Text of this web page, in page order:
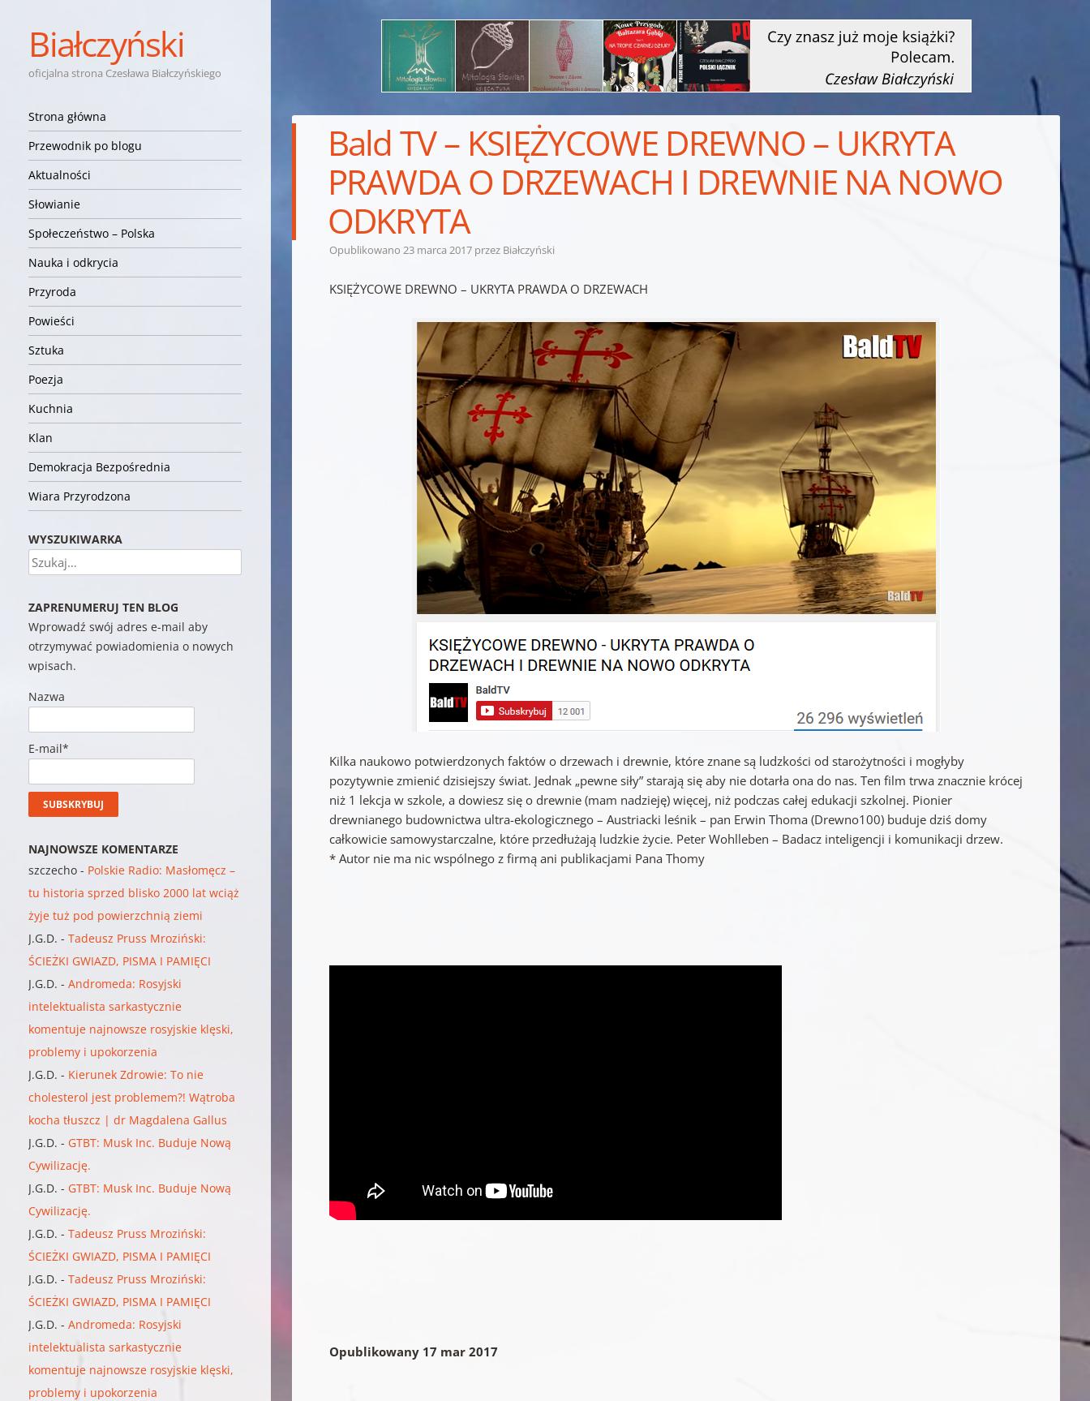
Białczyński
oficjalna strona Czesława Białczyńskiego
Nawigacja
Przejdź do treści
Strona główna
Przewodnik po blogu
Aktualności
Słowianie
Społeczeństwo – Polska
Nauka i odkrycia
Przyroda
Powieści
Sztuka
Poezja
Kuchnia
Klan
Demokracja Bezpośrednia
Wiara Przyrodzona
Bald TV – KSIĘŻYCOWE DREWNO – UKRYTA
PRAWDA O DRZEWACH I DREWNIE NA NOWO
ODKRYTA
Opublikowano23 marca 2017 przez Białczyński
KSIĘŻYCOWE DREWNO – UKRYTA PRAWDA O DRZEWACH
Kilka naukowo potwierdzonych faktów o drzewach i drewnie, które znane są ludzkości od starożytności i mogłyby
pozytywnie zmienić dzisiejszy świat. Jednak „pewne siły” starają się aby nie dotarła ona do nas. Ten film trwa znacznie krócej
niż 1 lekcja w szkole, a dowiesz się o drewnie (mam nadzieję) więcej, niż podczas całej edukacji szkolnej. Pionier
drewnianego budownictwa ultra-ekologicznego – Austriacki leśnik – pan Erwin Thoma (Drewno100) buduje dziś domy
całkowicie samowystarczalne, które przedłużają ludzkie życie. Peter Wohlleben – Badacz inteligencji i komunikacji drzew.
* Autor nie ma nic wspólnego z firmą ani publikacjami Pana Thomy
Opublikowany 17 mar 2017
WYSZUKIWARKA
Szukaj
ZAPRENUMERUJ TEN BLOG
Wprowadź swój adres e-mail aby
otrzymywać powiadomienia o nowych
wpisach.
Nazwa
E-mail*
NAJNOWSZE KOMENTARZE
szczecho - Polskie Radio: Masłomęcz –
tu historia sprzed blisko 2000 lat wciąż
żyje tuż pod powierzchnią ziemi
J.G.D. -Tadeusz Pruss Mroziński:
ŚCIEŻKI GWIAZD, PISMA I PAMIĘCI
J.G.D. -Andromeda: Rosyjski
intelektualista sarkastycznie
komentuje najnowsze rosyjskie klęski,
problemy i upokorzenia
J.G.D. - Kierunek Zdrowie: To nie
cholesterol jest problemem?! Wątroba
kocha tłuszcz | dr Magdalena Gallus
J.G.D. - GTBT: Musk Inc. Buduje Nową
Cywilizację.
J.G.D. - GTBT: Musk Inc. Buduje Nową
Cywilizację.
J.G.D. -Tadeusz Pruss Mroziński:
ŚCIEŻKI GWIAZD, PISMA I PAMIĘCI
J.G.D. -Tadeusz Pruss Mroziński:
ŚCIEŻKI GWIAZD, PISMA I PAMIĘCI
J.G.D. -Andromeda: Rosyjski
intelektualista sarkastycznie
komentuje najnowsze rosyjskie klęski,
problemy i upokorzenia